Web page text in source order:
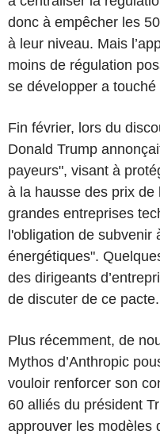
donc à empêcher les
à leur niveau. Mais
moins de régulation
se développer a touché
Fin février, lors du
Donald Trump
payeurs", visant à
à la hausse des prix de
grandes entreprises
l'obligation de subvenir
énergétiques".
des dirigeants
de discuter de ce pacte.
Plus récemment, de
Mythos d’Anthropic
vouloir renforcer son
60 alliés du président
approuver les modèles